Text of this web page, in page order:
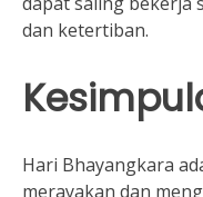
dan ketertiban.
Hari Bhayangkara
merayakan dan